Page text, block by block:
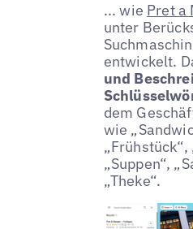
... wie Pret a
unter
entwickelt.
und
dem
wie
„Frühstück“,
„Suppen“,
„Theke“.